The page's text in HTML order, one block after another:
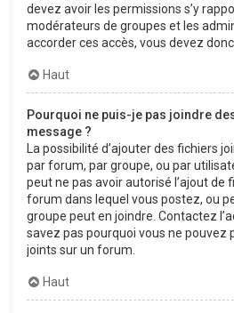
devez avoir les permissions s’y
modérateurs de groupes et les
accorder ces accès, vous devez
Haut
Pourquoi ne puis-je pas joindre
message ?
La possibilité d’ajouter des fichiers
par forum, par groupe, ou par
peut ne pas avoir autorisé l’ajout de
forum dans lequel vous postez, ou
groupe peut en joindre. Contactez
savez pas pourquoi vous ne pouvez
joints sur un forum.
Haut